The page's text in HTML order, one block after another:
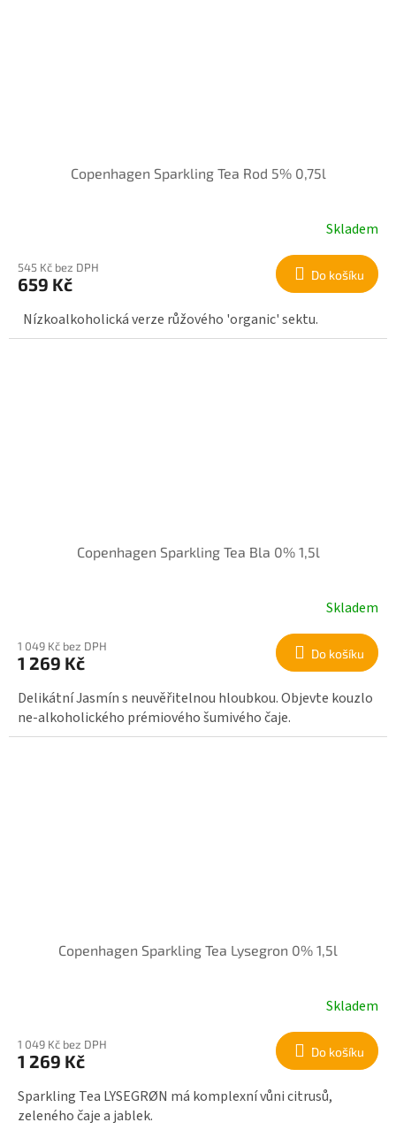
Copenhagen Sparkling Tea Rod 5% 0,75l
Skladem
545 Kč bez DPH
659 Kč Do košíku
Nízkoalkoholická verze růžového 'organic' sektu.
Copenhagen Sparkling Tea Bla 0% 1,5l
Skladem
1 049 Kč bez DPH
1 269 Kč Do košíku
Delikátní Jasmín s neuvěřitelnou hloubkou. Objevte kouzlo
ne-alkoholického prémiového šumivého čaje.
Copenhagen Sparkling Tea Lysegron 0% 1,5l
Skladem
1 049 Kč bez DPH
1 269 Kč Do košíku
Sparkling Tea LYSEGRØN má komplexní vůni citrusů,
zeleného čaje a jablek.